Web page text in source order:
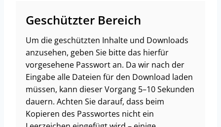
Geschützter Bereich
Um die geschützten Inhalte und Downloads
anzusehen, geben Sie bitte das hierfür
vorgesehene Passwort an. Da wir nach der
Eingabe alle Dateien für den Download laden
müssen, kann dieser Vorgang 5–10 Sekunden
dauern. Achten Sie darauf, dass beim
Kopieren des Passwortes nicht ein